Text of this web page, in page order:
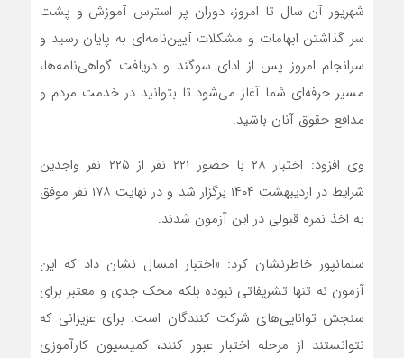
شهریور آن سال تا امروز، دوران پر استرس آموزش و پشت
سر گذاشتن ابهامات و مشکلات آیین‌نامه‌ای به پایان رسید و
سرانجام امروز پس از ادای سوگند و دریافت گواهی‌نامه‌ها،
مسیر حرفه‌ای شما آغاز می‌شود تا بتوانید در خدمت مردم و
مدافع حقوق آنان باشید.
وی افزود: اختبار ۲۸ با حضور ۲۲۱ نفر از ۲۲۵ نفر واجدین
شرایط در اردیبهشت ۱۴۰۴ برگزار شد و در نهایت ۱۷۸ نفر موفق
به اخذ نمره قبولی در این آزمون شدند.
سلمانپور خاطرنشان کرد: «اختبار امسال نشان داد که این
آزمون نه تنها تشریفاتی نبوده بلکه محک جدی و معتبر برای
سنجش توانایی‌های شرکت کنندگان است. برای عزیزانی که
نتوانستند از مرحله اختبار عبور کنند، کمیسیون کارآموزی